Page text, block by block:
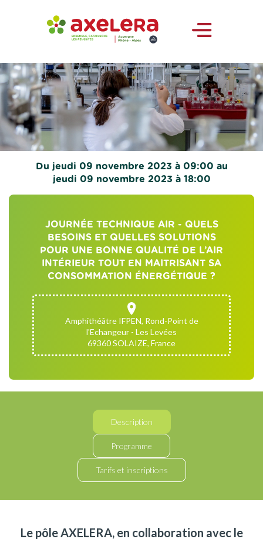
Du jeudi 09 novembre 2023 à 09:00 au
jeudi 09 novembre 2023 à 18:00
JOURNÉE TECHNIQUE AIR - QUELS
BESOINS ET QUELLES SOLUTIONS
POUR UNE BONNE QUALITÉ DE L’AIR
INTÉRIEUR TOUT EN MAITRISANT SA
CONSOMMATION ÉNERGÉTIQUE ?
Amphithéâtre IFPEN, Rond-Point de
l'Echangeur - Les Levées
69360 SOLAIZE, France
Description
Programme
Tarifs et inscriptions
Le pôle AXELERA, en collaboration avec le